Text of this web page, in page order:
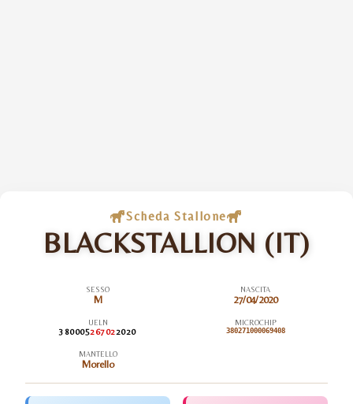
Scheda Stallone
BLACKSTALLION (IT)
SESSO
M
NASCITA
27/04/2020
UELN
380005267022020
MICROCHIP
380271000069408
MANTELLO
Morello